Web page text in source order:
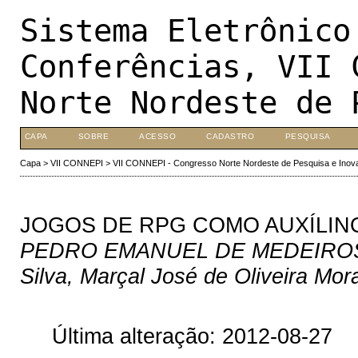
Sistema
Conferências, VII
Norte Nordeste de
CAPA SOBRE ACESSO CADASTRO PESQUISA
Capa> VII CONNEPI > VII CONNEPI - Congresso Norte Nordeste de Pesquisa e
JOGOS DE RPG COMO
PEDRO EMANUEL DE
Silva, Marçal José de Oliveira
Última alteração: 2012-08-27